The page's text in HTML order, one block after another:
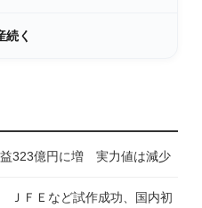
続く
323億円に増 実力値は減少
ＪＦＥなど試作成功、国内初